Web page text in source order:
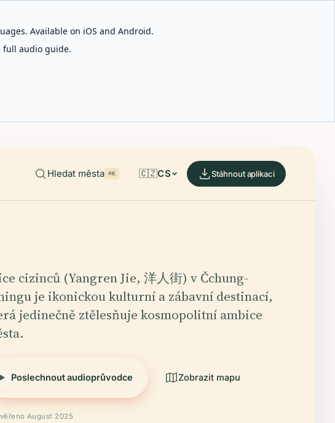
Available on iOS and Android.
full audio guide.
Hledat města ⌘K 🇨🇿CS Stáhnout aplikaci
cizinců (Yangren Jie, 洋人街) v Čchung-
je ikonickou kulturní a zábavní destinací,
jedinečně ztělesňuje kosmopolitní ambice
Poslechnout audioprůvodce Zobrazit mapu
August 2025